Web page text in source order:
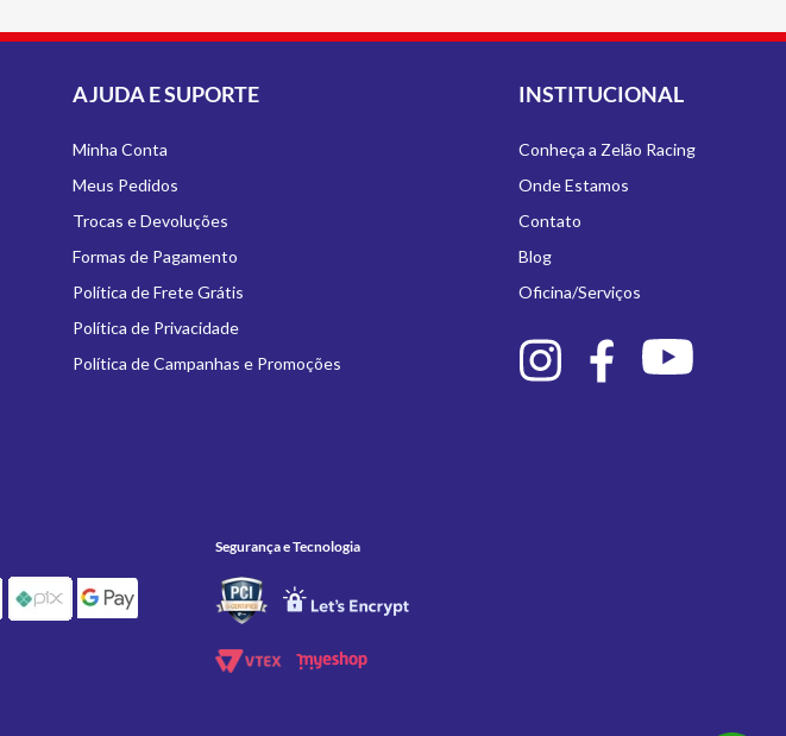
AJUDA E SUPORTE
Minha Conta
Meus Pedidos
Trocas e Devoluções
Formas de Pagamento
Política de Frete Grátis
Política de Privacidade
Política de Campanhas e Promoções
INSTITUCIONAL
Conheça a Zelão Racing
Onde Estamos
Contato
Blog
Oficina/Serviços
Segurança e Tecnologia